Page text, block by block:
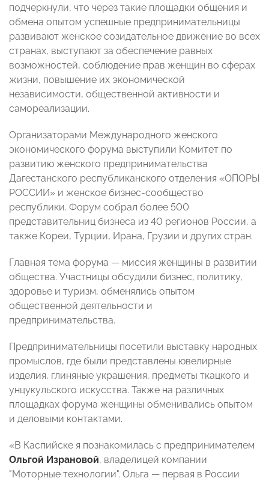
подчеркнули, что через такие площадки общения и
обмена опытом успешные предпринимательницы
развивают женское созидательное движение во всех
странах, выступают за обеспечение равных
возможностей, соблюдение прав женщин во сферах
жизни, повышение их экономической
независимости, общественной активности и
самореализации.
Организаторами Международного женского
экономического форума выступили Комитет по
развитию женского предпринимательства
Дагестанского республиканского отделения «ОПОРЫ
РОССИИ» и женское бизнес-сообщество
республики. Форум собрал более 500
представительниц бизнеса из 40 регионов России, а
также Кореи, Турции, Ирана, Грузии и других стран.
Главная тема форума — миссия женщины в развитии
общества. Участницы обсудили бизнес, политику,
здоровье и туризм, обменялись опытом
общественной деятельности и
предпринимательства.
Предпринимательницы посетили выставку народных
промыслов, где были представлены ювелирные
изделия, глиняные украшения, предметы ткацкого и
унцукульского искусства. Также на различных
площадках форума женщины обменивались опытом
и деловыми контактами.
«В Каспийске я познакомилась с предпринимателем
Ольгой Израновой, владелицей компании
"Моторные технологии". Ольга — первая в России